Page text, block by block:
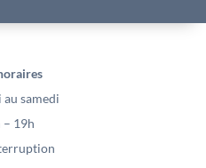
samedi
– 19h